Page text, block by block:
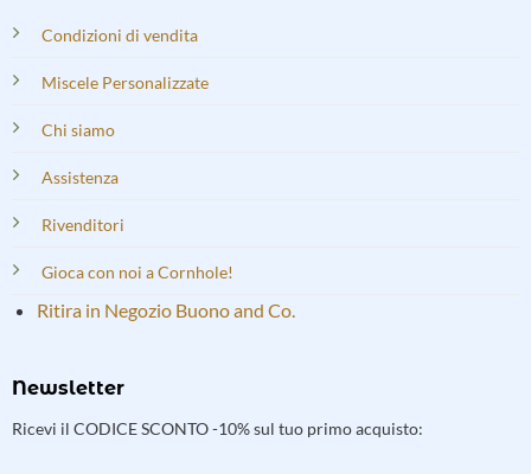
Condizioni di vendita
Miscele Personalizzate
Chi siamo
Assistenza
Rivenditori
Gioca con noi a Cornhole!
Ritira in Negozio Buono and Co.
Newsletter
Ricevi il CODICE SCONTO -10% sul tuo primo acquisto: